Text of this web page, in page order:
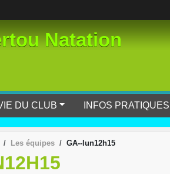
Natation
DU CLUB INFOS PRATIQUES
Les équipes GA--lun12h15
cookies